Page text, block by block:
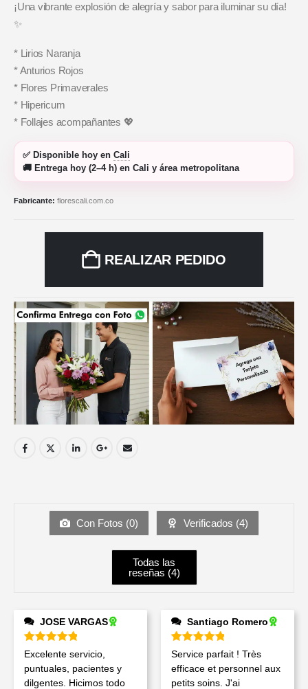
¡Una vibrante explosión de alegría y sabor para iluminar su día!
✨
* Lirios Naranja
* Anturios Rojos
* Flores Primaverales
* Hipericum
* Follajes acompañantes 💖
✅ Disponible hoy en Cali
🚚 Entrega hoy (2–4 h) en Cali y área metropolitana
Fabricante: florescali.com.co
REALIZAR PEDIDO
Con Fotos (0) Verificados (4)
Todas las
reseñas (4)
JOSE VARGAS
Valorado en 5de 5
Excelente servicio,
puntuales, pacientes y
dilgentes. Hicimos todo
Santiago Romero
Valorado en5de 5
Service parfait ! Très
efficace et personnel aux
petits soins. J'ai